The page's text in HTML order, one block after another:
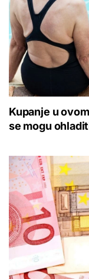
Kupanje u
se mogu